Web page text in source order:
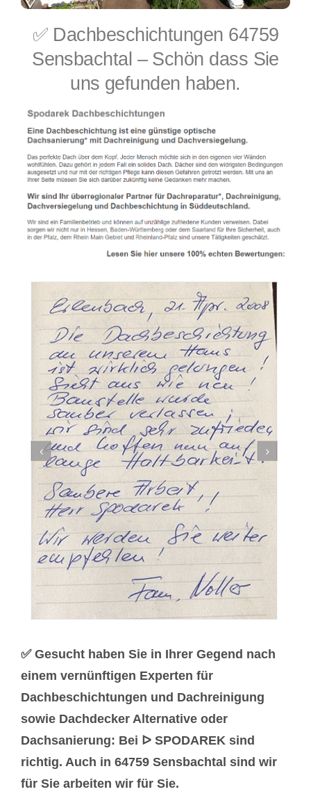
✅ Dachbeschichtungen 64759
Sensbachtal – Schön dass Sie
uns gefunden haben.
✅ Gesucht haben Sie in Ihrer Gegend nach
einem vernünftigen Experten für
Dachbeschichtungen und Dachreinigung
sowie Dachdecker Alternative oder
Dachsanierung: Bei ᐅ SPODAREK sind
richtig. Auch in 64759 Sensbachtal sind wir
für Sie arbeiten wir für Sie.